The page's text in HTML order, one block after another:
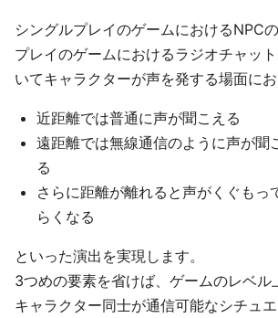
シングルプレイのゲームにおけるNPC
プレイのゲームにおけるラジオチャッ
いてキャラクターが声を発する場面にお
近距離では普通に声が聞こえる
遠距離では無線通信のように声が聞
る
さらに距離が離れると声がくぐもっ
らくなる
といった演出を実現します。
3つめの要素を省けば、ゲームのレベル
キャラクター同士が通信可能なシチュ